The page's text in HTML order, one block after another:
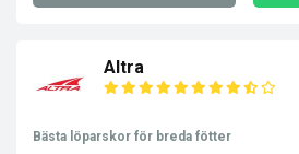
Altra
Bästa löparskor för breda fötter